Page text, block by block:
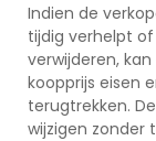
Indien de
tijdig verhelpt
verwijderen,
koopprijs eisen
terugtrekken.
wijzigen zonder